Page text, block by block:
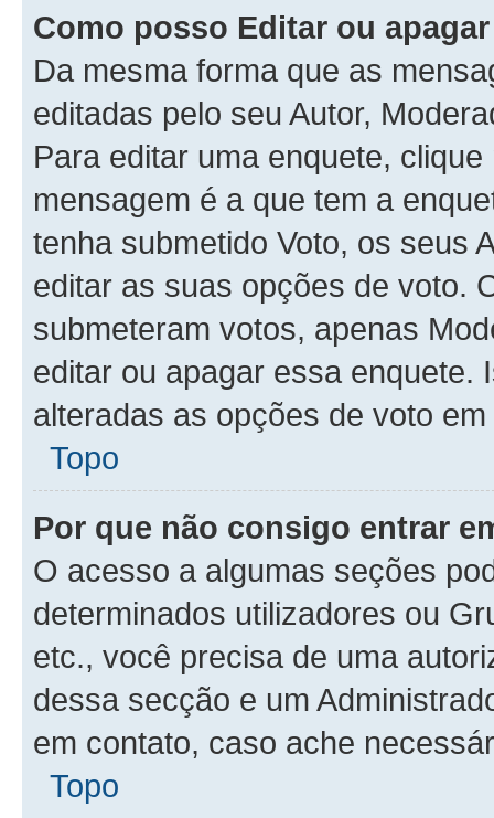
Como posso Editar ou
Da mesma forma que as
editadas pelo seu Autor,
Para editar uma enquete,
mensagem é a que tem a
tenha submetido Voto, os seus
editar as suas opções de voto.
submeteram votos, apenas
editar ou apagar essa enquete.
alteradas as opções de voto
Topo
Por que não consigo entrar
O acesso a algumas seções
determinados utilizadores ou
etc., você precisa de uma
dessa secção e um
em contato, caso ache
Topo